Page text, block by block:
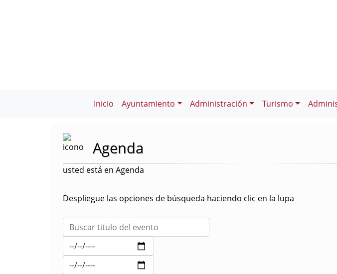
Inicio Ayuntamiento Administración Turismo
Agenda
usted está en Agenda
Despliegue las opciones de búsqueda haciendo clic en la lupa